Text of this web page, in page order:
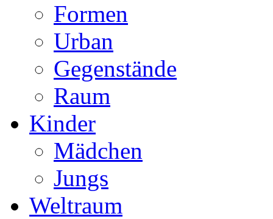
Formen
Urban
Gegenstände
Raum
Kinder
Mädchen
Jungs
Weltraum